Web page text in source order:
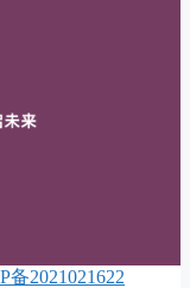
备2021021622